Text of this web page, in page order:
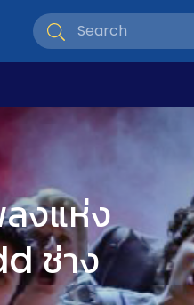
งแห่ง
ช่าง